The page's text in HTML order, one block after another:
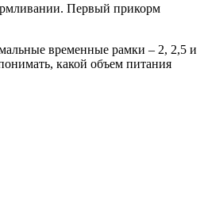
Первый прикорм
временные рамки – 2, 2,5 и
какой объем питания